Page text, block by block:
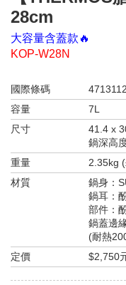
28cm
大容量含蓋款🔥
KOP-W28N
國際條碼
容量
7L
尺寸
41.4 x
鍋深高
重量
2.35kg
材質
鍋身：
鍋耳：
部件：
鍋蓋邊
(耐熱
定價
$2,750